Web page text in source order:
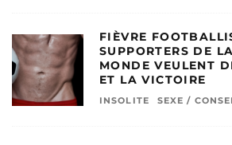
FIÈVRE
SUPPORTERS DE
MONDE VEULENT
ET LA VICTOIRE
INSOLITE SEXE /